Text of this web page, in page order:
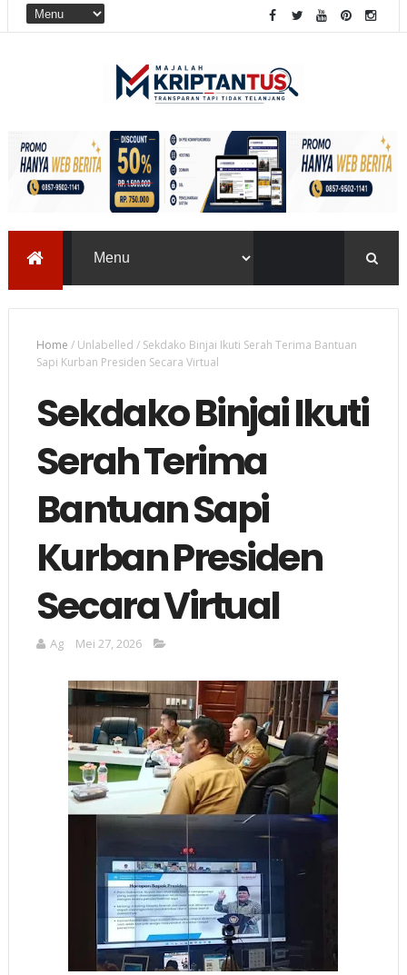
Home /Unlabelled / Sekdako Binjai Ikuti Serah Terima Bantuan
Sapi Kurban Presiden Secara Virtual
Sekdako Binjai Ikuti
Serah Terima
Bantuan Sapi
Kurban Presiden
Secara Virtual
Ag Mei 27, 2026